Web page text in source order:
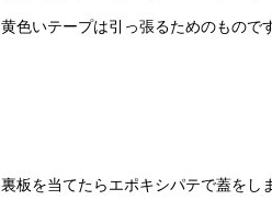
黄色いテープは引っ張るためのもので
裏板を当てたらエポキシパテで蓋をし